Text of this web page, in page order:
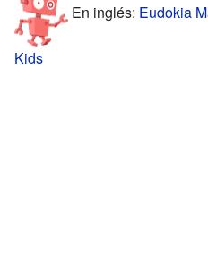
En inglés: Eudokia
Kids